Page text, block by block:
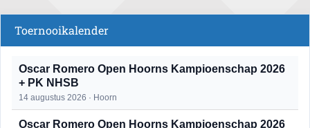
Toernooikalender
Oscar Romero Open Hoorns Kampioenschap 2026
+ PK NHSB
14 augustus 2026 · Hoorn
Oscar Romero Open Hoorns Kampioenschap 2026